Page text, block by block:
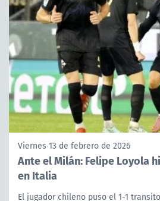
Viernes 13 de febrero de 2026
Ante el Milán: Felipe Loyola
en Italia
El jugador chileno puso el 1-1